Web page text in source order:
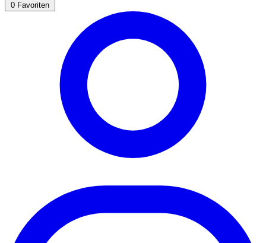
0 Favoriten